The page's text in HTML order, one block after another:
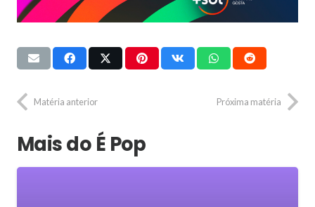
Matéria anterior Próxima matéria
Mais do É Pop